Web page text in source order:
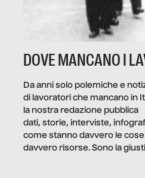
DOVE MANCANO I
Da anni solo polemiche e
di lavoratori che mancano in
la nostra redazione pubblica
dati, storie, interviste,
come stanno davvero le
davvero risorse. Sono la